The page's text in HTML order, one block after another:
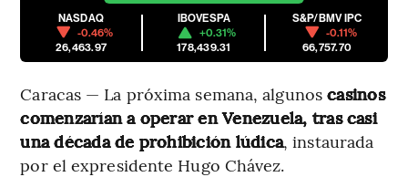
NASDAQ
-0.46%
26,463.97
IBOVESPA
+0.31%
178,439.31
S&P/BMV IPC
-0.11%
66,757.70
Caracas — La próxima semana, algunoscasinos
comenzarían a operar en Venezuela, tras casi
una década de prohibición lúdica, instaurada
por el expresidente Hugo Chávez.